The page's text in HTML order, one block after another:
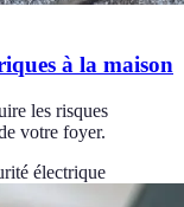
à la maison
les risques
votre foyer.
électrique